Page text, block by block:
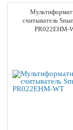
считыватель
PR022EHM-